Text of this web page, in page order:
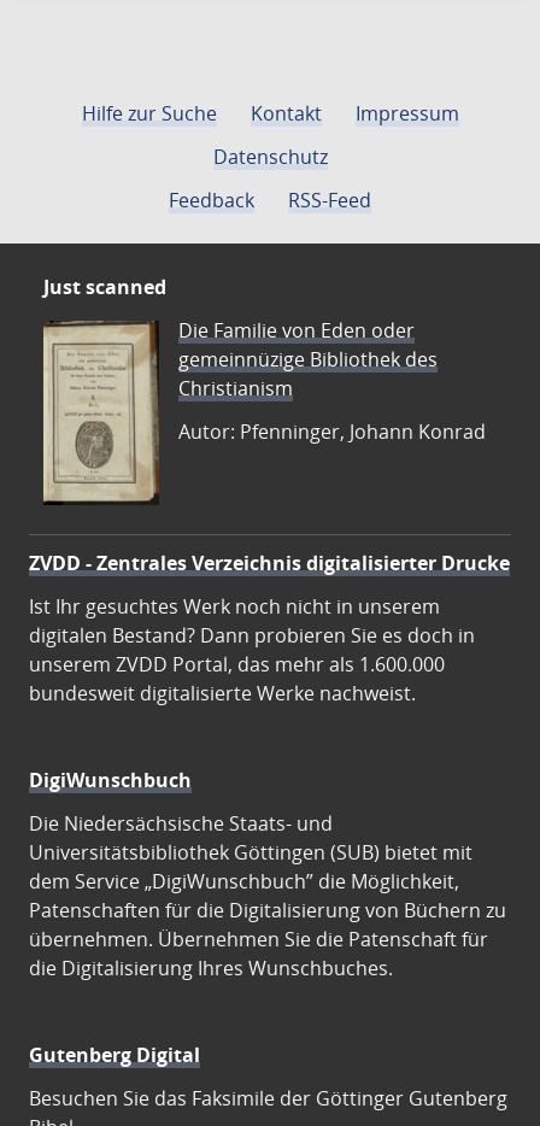
Hilfe zur Suche Kontakt
Impressum
Datenschutz
Feedback
RSS-Feed
Just scanned
Die Familie von Eden oder
gemeinnüzige Bibliothek des
Christianism
Autor: Pfenninger, Johann Konrad
ZVDD - Zentrales Verzeichnis digitalisierter Drucke
Ist Ihr gesuchtes Werk noch nicht in unserem
digitalen Bestand? Dann probieren Sie es doch in
unserem ZVDD Portal, das mehr als 1.600.000
bundesweit digitalisierte Werke nachweist.
DigiWunschbuch
Die Niedersächsische Staats- und
Universitätsbibliothek Göttingen (SUB) bietet mit
dem Service „DigiWunschbuch” die Möglichkeit,
Patenschaften für die Digitalisierung von Büchern zu
übernehmen. Übernehmen Sie die Patenschaft für
die Digitalisierung Ihres Wunschbuches.
Gutenberg Digital
Besuchen Sie das Faksimile der Göttinger Gutenberg